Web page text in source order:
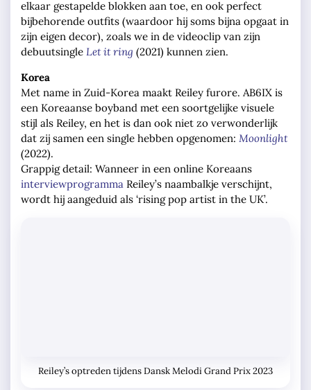
elkaar gestapelde blokken aan toe, en ook perfect
bijbehorende outfits (waardoor hij soms bijna opgaat in
zijn eigen decor), zoals we in de videoclip van zijn
debuutsingle Let it ring (2021) kunnen zien.
Korea
Met name in Zuid-Korea maakt Reiley furore. AB6IX is
een Koreaanse boyband met een soortgelijke visuele
stijl als Reiley, en het is dan ook niet zo verwonderlijk
dat zij samen een single hebben opgenomen: Moonlight
(2022).
Grappig detail: Wanneer in een online Koreaans
interviewprogramma Reiley’s naambalkje verschijnt,
wordt hij aangeduid als ‘rising pop artist in the UK’.
Reiley’s optreden tijdens Dansk Melodi Grand Prix 2023